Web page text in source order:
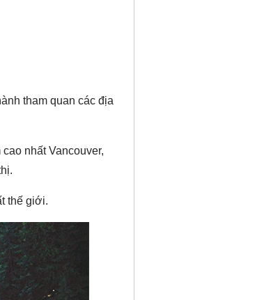
tham quan các địa
nhất Vancouver,
thế giới.